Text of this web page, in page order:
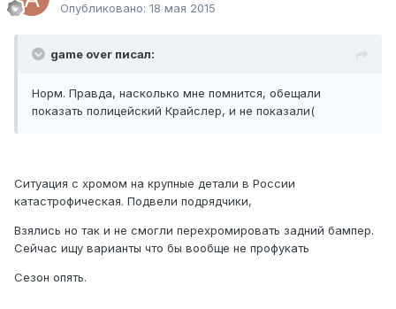
Опубликовано: 18 мая 2015
game over писал:
Норм. Правда, насколько мне помнится, обещали
показать полицейский Крайслер, и не показали(
Ситуация с хромом на крупные детали в России
катастрофическая. Подвели подрядчики,
Взялись но так и не смогли перехромировать задний бампер.
Сейчас ищу варианты что бы вообще не профукать
Сезон опять.